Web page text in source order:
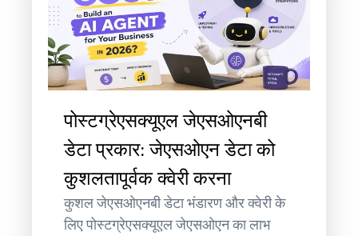
पोस्टग्रेएसक्यूएल जेएसओएनबी
डेटा प्रकार: जेएसओएन डेटा को
कुशलतापूर्वक क्वेरी करना
कुशल जेएसओएनबी डेटा भंडारण और क्वेरी के
लिए पोस्टग्रेएसक्यूएल जेएसओएन का लाभ